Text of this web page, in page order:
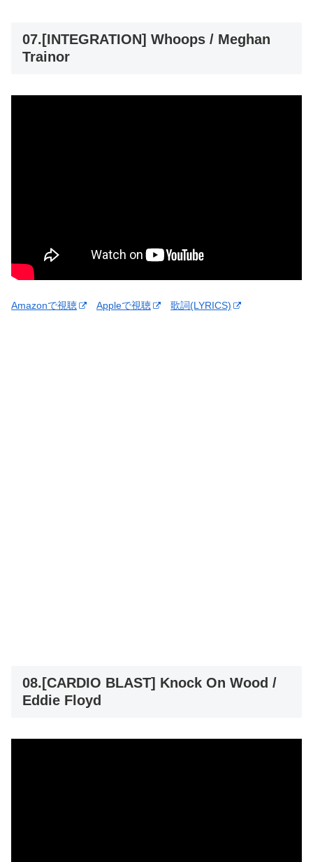
07.[INTEGRATION] Whoops / Meghan
Trainor
Amazonで視聴 Appleで視聴 歌詞(LYRICS)
08.[CARDIO BLAST] Knock On Wood /
Eddie Floyd